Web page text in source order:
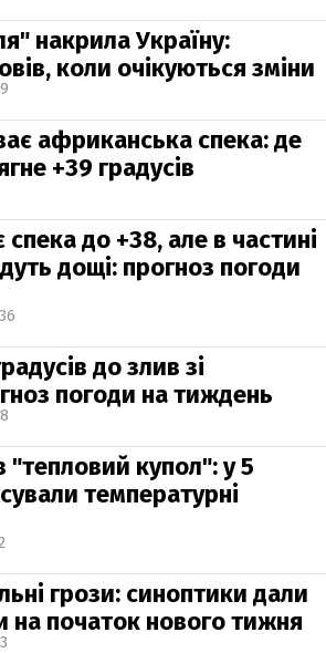
накрила Україну:
коли очікуються зміни
африканська спека: де
+39 градусів
спека до +38, але в частині
дощі: прогноз погоди
до злив зі
погоди на тиждень
"тепловий купол": у 5
температурні
грози: синоптики дали
на початок нового тижня